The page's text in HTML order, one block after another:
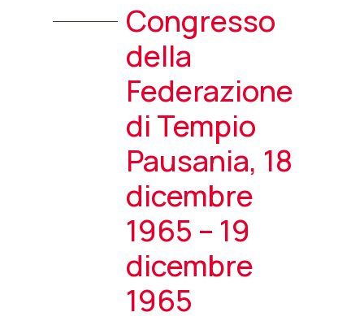
Congresso
della
Federazione
di Tempio
Pausania, 18
dicembre
1965 – 19
dicembre
1965